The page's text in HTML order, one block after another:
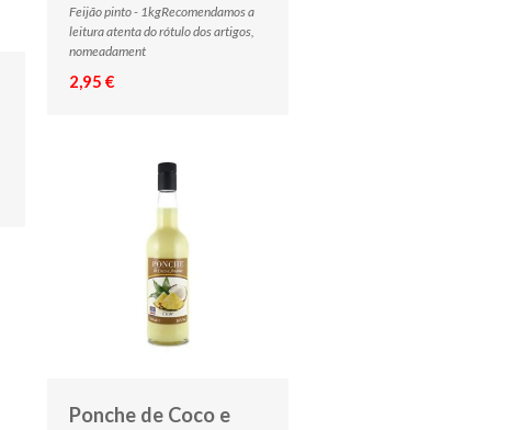
Feijão pinto - 1kgRecomendamos a
leitura atenta do rótulo dos artigos,
nomeadament
2,95 €
Ponche de Coco e